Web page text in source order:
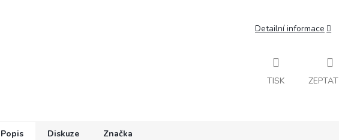
Detailní informace
TISK
Popis Diskuze Značka